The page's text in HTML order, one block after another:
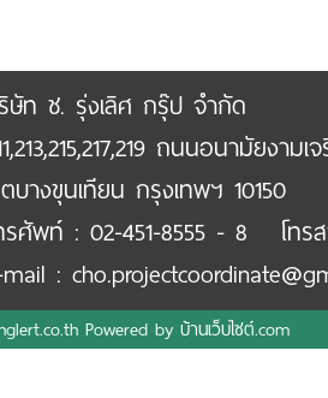
ษัท ช. รุ่งเลิศ กรุ๊ป จำกัด
ถนนอนามัยงา
ตบางขุนเทียน กรุงเทพฯ 10150
รศัพท์ : 02-451-8555 - 8 โทรส
mail :
Powered by บ้านเว็บไซต์.com